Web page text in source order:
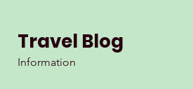
Travel Blog
Information